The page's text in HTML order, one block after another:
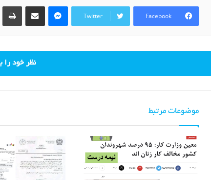
Facebook
Twitter
Messenger
Share via Email
نظر خود را
موضوعات مرتبط